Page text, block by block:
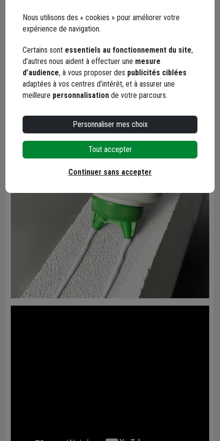
(carreaux hauteur 25 cm) à 14 m2(carreaux hauteur 50 cm).
Facile à stocker et à transporter.
Stockage de 5 à 25 °C.
Un véritable engagement
environnemental
kg de mortier traditionnel.
Colle vinylique à très faible émission de COV.
Nous utilisons des « cookies » pour améliorer votre
expérience de navigation.
Certains sont essentiels au fonctionnement du site,
d’autres nous aident à effectuer une mesure
d’audience, à vous proposer des publicités ciblées
adaptées à vos centres d’intérêt, et à assurer une
meilleure personnalisation de votre parcours.
Personnaliser mes choix
Tout accepter
Continuer sans accepter